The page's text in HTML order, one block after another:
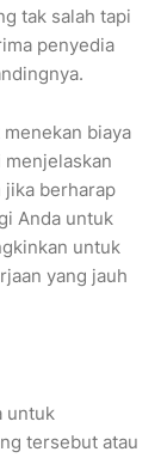
tak salah tapi
penyedia
biaya
berharap
Anda untuk
untuk
yang jauh
untuk
tersebut atau